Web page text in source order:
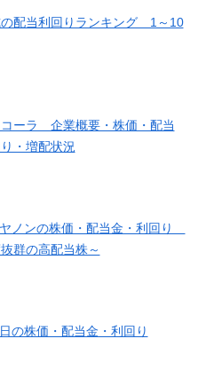
配当利回りランキング 1～10
コーラ 企業概要・株価・配当
・増配状況
ノンの株価・配当金・利回り
群の高配当株～
の株価・配当金・利回り